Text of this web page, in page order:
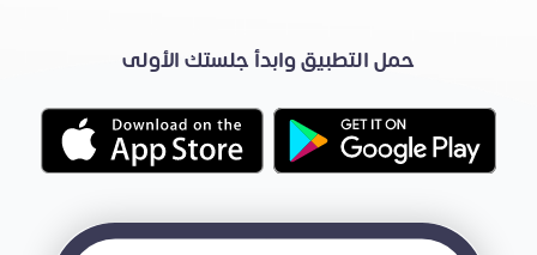
حمل التطبيق وابدأ جلستك الأولى